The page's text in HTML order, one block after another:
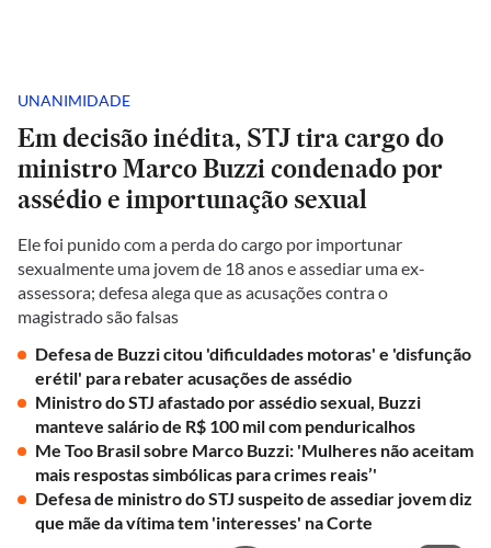
UNANIMIDADE
Em decisão inédita, STJ tira cargo do
ministro Marco Buzzi condenado por
assédio e importunação sexual
Ele foi punido com a perda do cargo por importunar
sexualmente uma jovem de 18 anos e assediar uma ex-
assessora; defesa alega que as acusações contra o
magistrado são falsas
Defesa de Buzzi citou 'dificuldades motoras' e 'disfunção
erétil' para rebater acusações de assédio
Ministro do STJ afastado por assédio sexual, Buzzi
manteve salário de R$ 100 mil com penduricalhos
Me Too Brasil sobre Marco Buzzi: 'Mulheres não aceitam
mais respostas simbólicas para crimes reais’'
Defesa de ministro do STJ suspeito de assediar jovem diz
que mãe da vítima tem 'interesses' na Corte